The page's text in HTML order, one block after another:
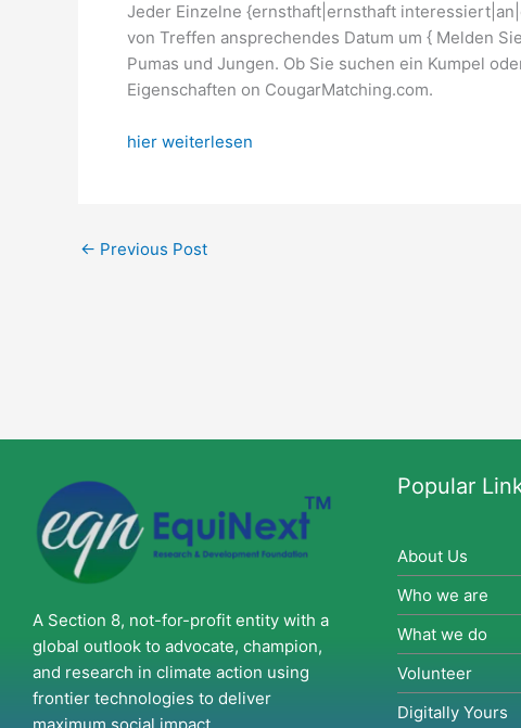
Jeder Einzelne {ernsthaft|ernsthaft
von Treffen ansprechendes Datum um { Melden
Pumas und Jungen. Ob Sie suchen ein Kumpel
Eigenschaften on CougarMatching.com.
hier weiterlesen
← Previous Post
A Section 8, not-for-profit entity with a
global outlook to advocate, champion,
and research in climate action using
frontier technologies to deliver
maximum social impact.
Popular
About Us
Who we are
What we do
Volunteer
Digitally Yours